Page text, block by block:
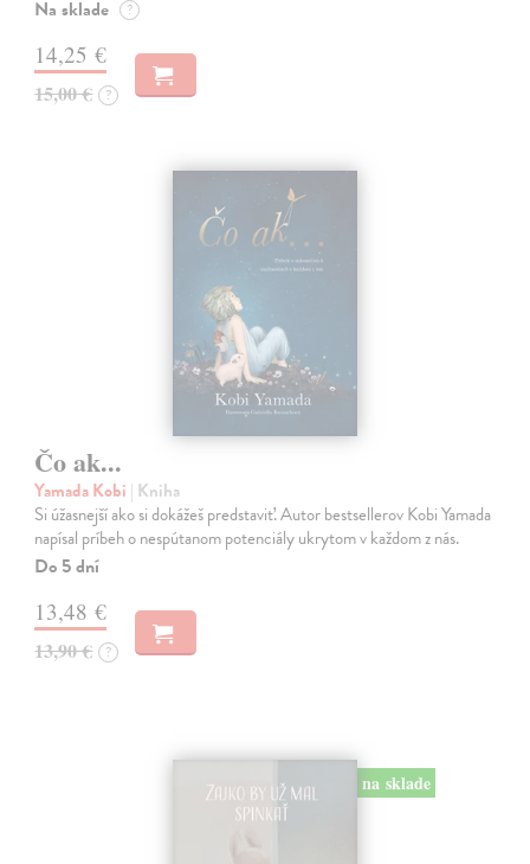
Na sklade ?
14,25 €
15,00 € ?
Čo ak...
Yamada Kobi | Kniha
Si úžasnejší ako si dokážeš predstaviť. Autor bestsellerov Kobi Yamada
napísal príbeh o nespútanom potenciály ukrytom v každom z nás.
Do 5 dní
13,48 €
13,90 € ?
na sklade